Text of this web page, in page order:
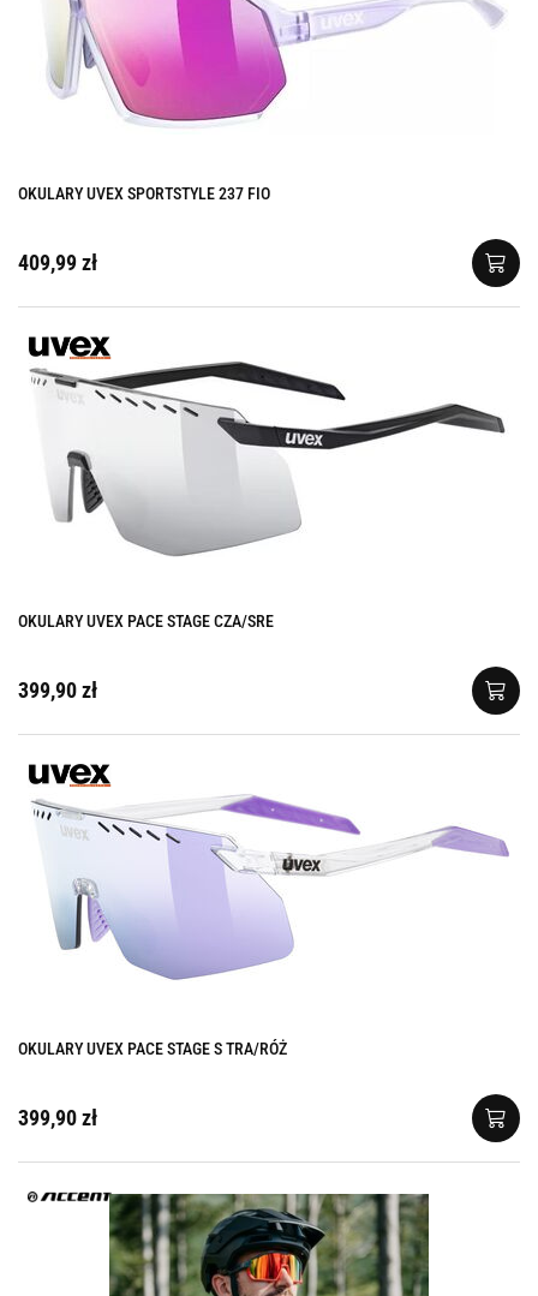
OKULARY UVEX SPORTSTYLE 237 FIO
409,99 zł
OKULARY UVEX PACE STAGE CZA/SRE
399,90 zł
OKULARY UVEX PACE STAGE S TRA/RÓŻ
399,90 zł